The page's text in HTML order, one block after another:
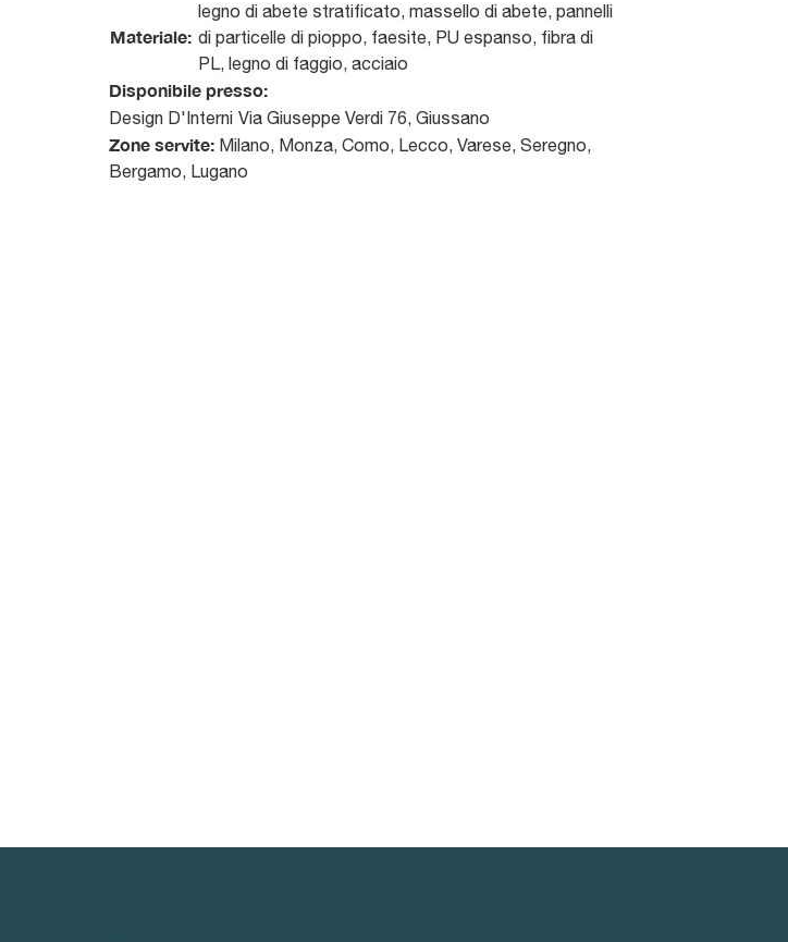
Materiale:
legno di abete stratificato, massello di abete, pannelli
di particelle di pioppo, faesite, PU espanso, fibra di
PL, legno di faggio, acciaio
Disponibile presso:
Design D'Interni Via Giuseppe Verdi 76, Giussano
Zone servite: Milano, Monza, Como, Lecco, Varese, Seregno,
Bergamo, Lugano